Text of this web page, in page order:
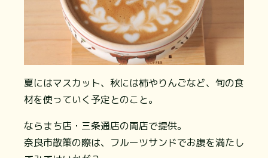
夏にはマスカット、秋には柿やりんごなど、旬の食
材を使っていく予定とのこと。
ならまち店・三条通店の両店で提供。
奈良市散策の際は、フルーツサンドでお腹を満たし